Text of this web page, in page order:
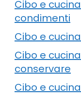
Cibo e
condimenti
Cibo e
Cibo e
conservare
Cibo e